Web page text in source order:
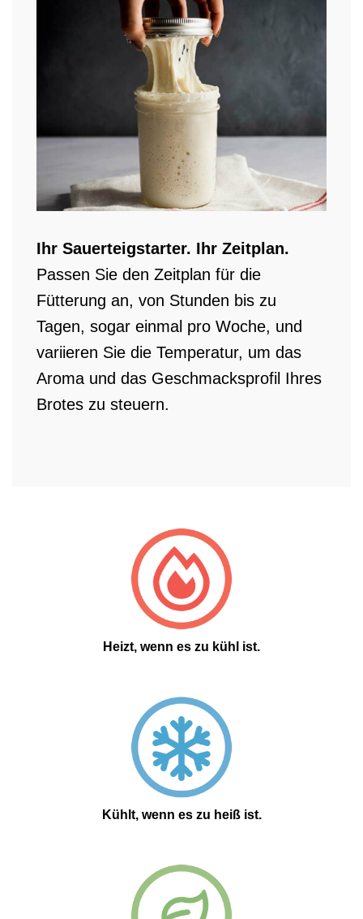
Ihr Sauerteigstarter. Ihr Zeitplan.
Passen Sie den Zeitplan für die
Fütterung an, von Stunden bis zu
Tagen, sogar einmal pro Woche, und
variieren Sie die Temperatur, um das
Aroma und das Geschmacksprofil Ihres
Brotes zu steuern.
Heizt, wenn es zu kühl ist.
Kühlt, wenn es zu heiß ist.